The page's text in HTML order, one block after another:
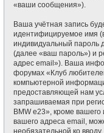
«ваши сообщения»).
Ваша учётная запись
идентифицируемое имя
индивидуальный пароль
(далее «ваш пароль») и
адрес email»). Ваша
форумах «Клуб
компьютерной
предоставляющей нам
запрашиваемая при
BMW e23», кроме
вашего адреса email,
необязательной ко